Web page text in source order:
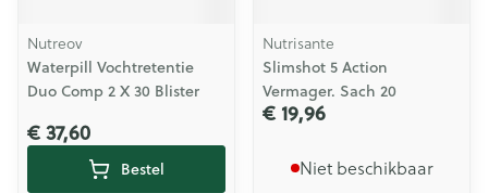
Nutreov
Waterpill Vochtretentie
Duo Comp 2 X 30 Blister
€ 37,60
Bestel
Nutrisante
Slimshot 5 Action
Vermager. Sach 20
€ 19,96
Niet beschikbaar